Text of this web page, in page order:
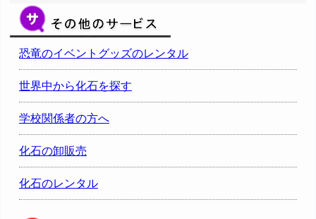
恐竜のイベントグッズのレンタル
世界中から化石を探す
学校関係者の方へ
化石の卸販売
化石のレンタル